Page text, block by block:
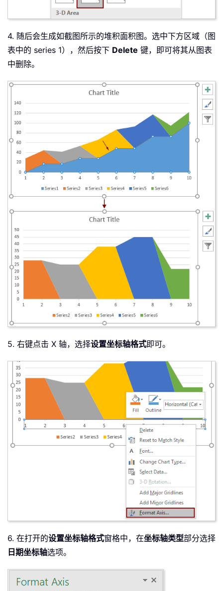
4. 随后会生成如截图所示的堆积面积图。选中下方区域（图
表中的 series 1），然后按下 Delete 键，即可将其从图表
中删除。
5. 右键点击 X 轴，选择设置坐标轴格式即可。
6. 在打开的设置坐标轴格式窗格中，在坐标轴类型部分选择
日期坐标轴选项。